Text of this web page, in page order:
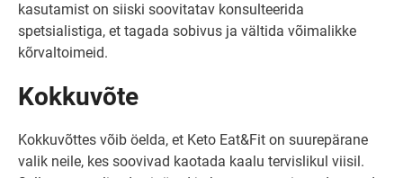
kasutamist on siiski soovitatav konsulteerida
spetsialistiga, et tagada sobivus ja vältida võimalikke
kõrvaltoimeid.
Kokkuvõte
Kokkuvõttes võib öelda, et Keto Eat&Fit on suurepärane
valik neile, kes soovivad kaotada kaalu tervislikul viisil.